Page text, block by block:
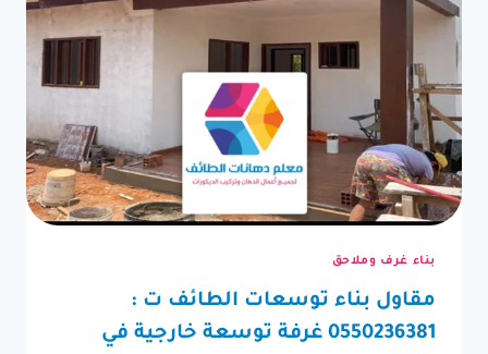
بناء غرف وملاحق
مقاول بناء توسعات الطائف ت :
0550236381 غرفة توسعة خارجية في